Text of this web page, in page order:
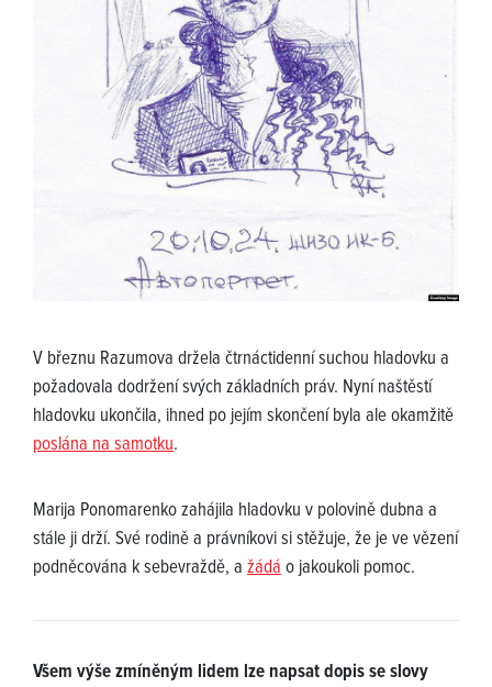
V březnu Razumova držela čtrnáctidenní suchou hladovku a
požadovala dodržení svých základních práv. Nyní naštěstí
hladovku ukončila, ihned po jejím skončení byla ale okamžitě
poslána na samotku.
Marija Ponomarenko zahájila hladovku v polovině dubna a
stále ji drží. Své rodině a právníkovi si stěžuje, že je ve vězení
podněcována k sebevraždě, a žádáo jakoukoli pomoc.
Všem výše zmíněným lidem lze napsat dopis se slovy